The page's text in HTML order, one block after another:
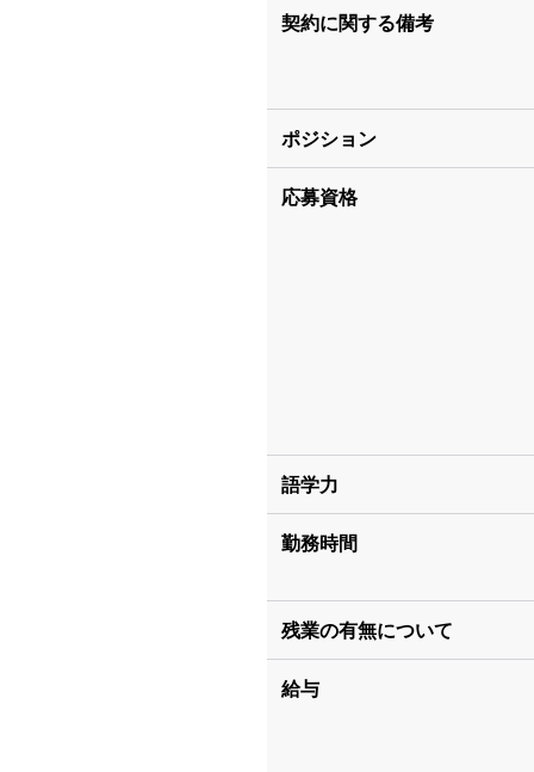
契約に関する備考
ポジション
応募資格
語学力
勤務時間
残業の有無について
給与